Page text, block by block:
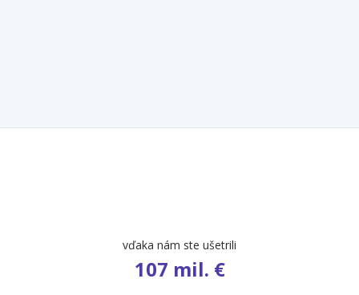
vďaka nám ste ušetrili
107 mil. €